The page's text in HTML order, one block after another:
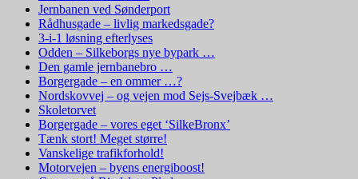
Jernbanen ved Sønderport
Rådhusgade – livlig markedsgade?
3-i-1 løsning efterlyses
Odden – Silkeborgs nye bypark …
Den gamle jernbanebro …
Borgergade – en ommer …?
Nordskovvej – og vejen mod Sejs-Svejbæk …
Skoletorvet
Borgergade – vores eget ‘SilkeBronx’
Tænk stort! Meget større!
Vanskelige trafikforhold!
Motorvejen – byens energiboost!